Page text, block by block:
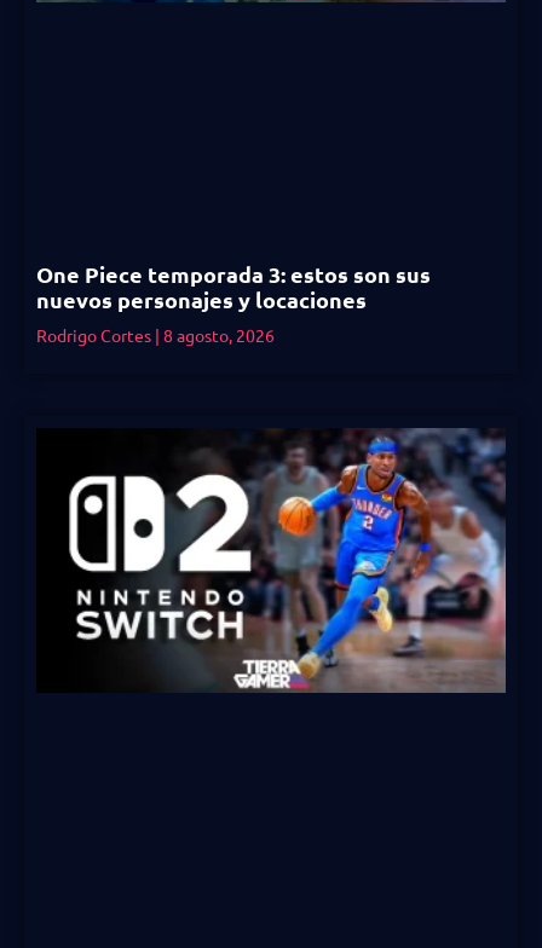
One Piece temporada 3: estos son sus
nuevos personajes y locaciones
Rodrigo Cortes 8 agosto, 2026